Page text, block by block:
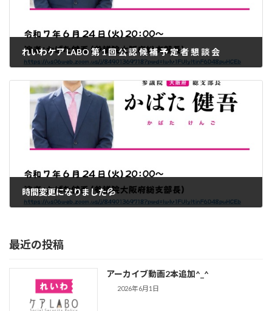
れいわケア LABO 第 1 回 公 認 候 補 予 定 者 懇 談 会
時間変更になりました💦
最近の投稿
アーカイブ動画2本追加^_^
2026年6月1日